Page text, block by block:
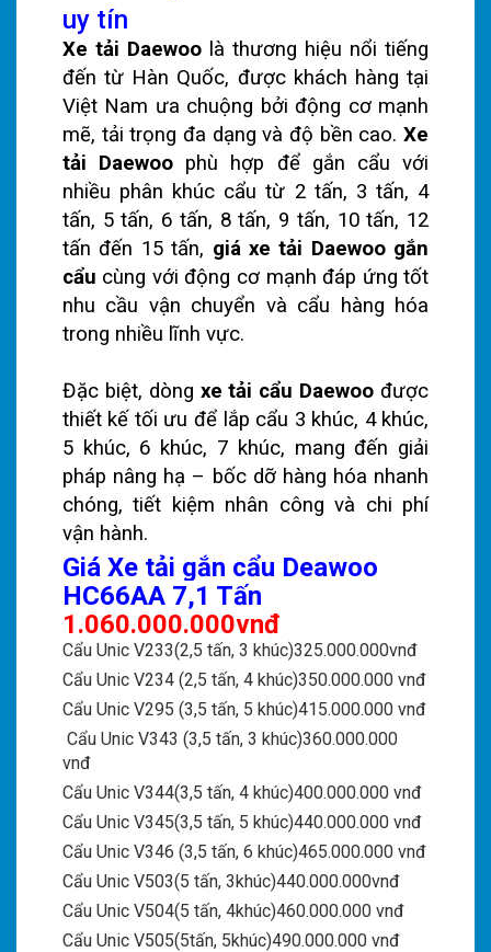
uy tín
Xe tải Daewoolà thương hiệu nổi tiếng
đến từ Hàn Quốc, được khách hàng tại
Việt Nam ưa chuộng bởi động cơ mạnh
mẽ, tải trọng đa dạng và độ bền cao.Xe
tải Daewoo phù hợp để gắn cẩu với
nhiều phân khúc cẩu từ 2 tấn, 3 tấn, 4
tấn, 5 tấn, 6 tấn, 8 tấn, 9 tấn, 10 tấn, 12
tấn đến 15 tấn, giá xe tải Daewoo gắn
cẩu cùng với động cơ mạnh đáp ứng tốt
nhu cầu vận chuyển và cẩu hàng hóa
trong nhiều lĩnh vực.
Đặc biệt, dòng xe tải cẩu Daewoo được
thiết kế tối ưu để lắp cẩu 3 khúc, 4 khúc,
5 khúc, 6 khúc, 7 khúc, mang đến giải
pháp nâng hạ – bốc dỡ hàng hóa nhanh
chóng, tiết kiệm nhân công và chi phí
vận hành.
Giá Xe tải gắn cẩu Deawoo
HC66AA 7,1 Tấn
1.060.000.000vnđ
Cẩu Unic V233(2,5 tấn, 3 khúc)325.000.000vnđ
Cẩu Unic V234 (2,5 tấn, 4 khúc)350.000.000 vnđ
Cẩu Unic V295 (3,5 tấn, 5 khúc)415.000.000 vnđ
Cẩu Unic V343 (3,5 tấn, 3 khúc)360.000.000
vnđ
Cẩu Unic V344(3,5 tấn, 4 khúc)400.000.000 vnđ
Cẩu Unic V345(3,5 tấn, 5 khúc)440.000.000 vnđ
Cẩu Unic V346 (3,5 tấn, 6 khúc)465.000.000 vnđ
Cẩu Unic V503(5 tấn, 3khúc)440.000.000vnđ
Cẩu Unic V504(5 tấn, 4khúc)460.000.000 vnđ
Cẩu Unic V505(5tấn, 5khúc)490.000.000 vnđ